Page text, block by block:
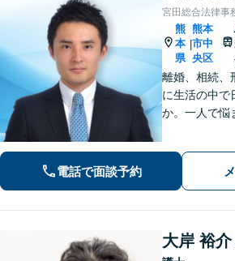
宮田総合法律事
熊
本
県
|
熊本
市中
央区
離婚、相続、
に生活の中で
か。一人で悩
か、解決で
策があるかご
電話で面談予約
大岸 裕介